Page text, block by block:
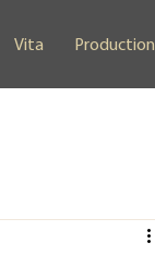
Vita Production